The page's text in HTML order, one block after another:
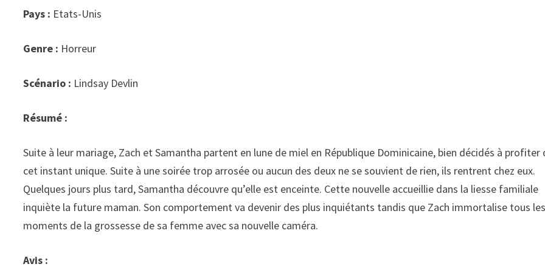
Pays : Etats-Unis
Genre : Horreur
Scénario : Lindsay Devlin
Résumé :
Suite à leur mariage, Zach et Samantha partent en lune de miel en République Dominicaine, bien décidés à profiter
cet instant unique. Suite à une soirée trop arrosée ou aucun des deux ne se souvient de rien, ils rentrent chez eux.
Quelques jours plus tard, Samantha découvre qu’elle est enceinte. Cette nouvelle accueillie dans la liesse familiale
inquiète la future maman. Son comportement va devenir des plus inquiétants tandis que Zach immortalise tous
moments de la grossesse de sa femme avec sa nouvelle caméra.
Avis :